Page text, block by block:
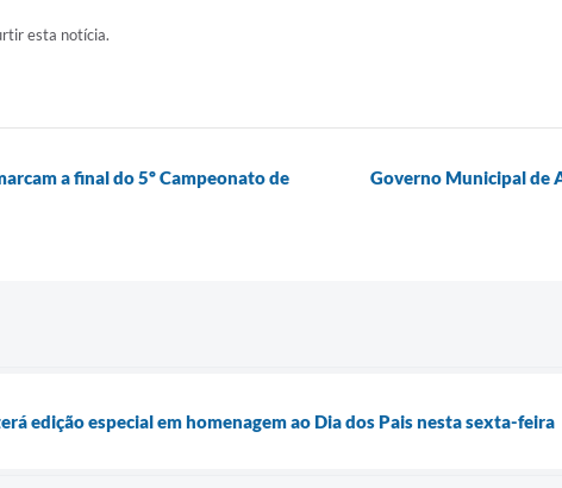
esta notícia.
a final do 5º Campeonato de
Governo Municipal de
edição especial em homenagem ao Dia dos Pais nesta sexta-feira